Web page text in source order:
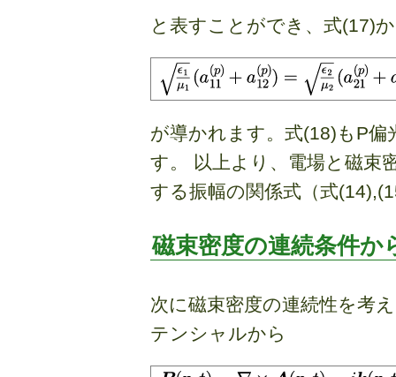
と表すことができ、式(17)
が導かれます。式(18)もP
す。 以上より、電場と磁束
する振幅の関係式（式
磁束密度の連続条件か
次に磁束密度の連続性を考
テンシャルから